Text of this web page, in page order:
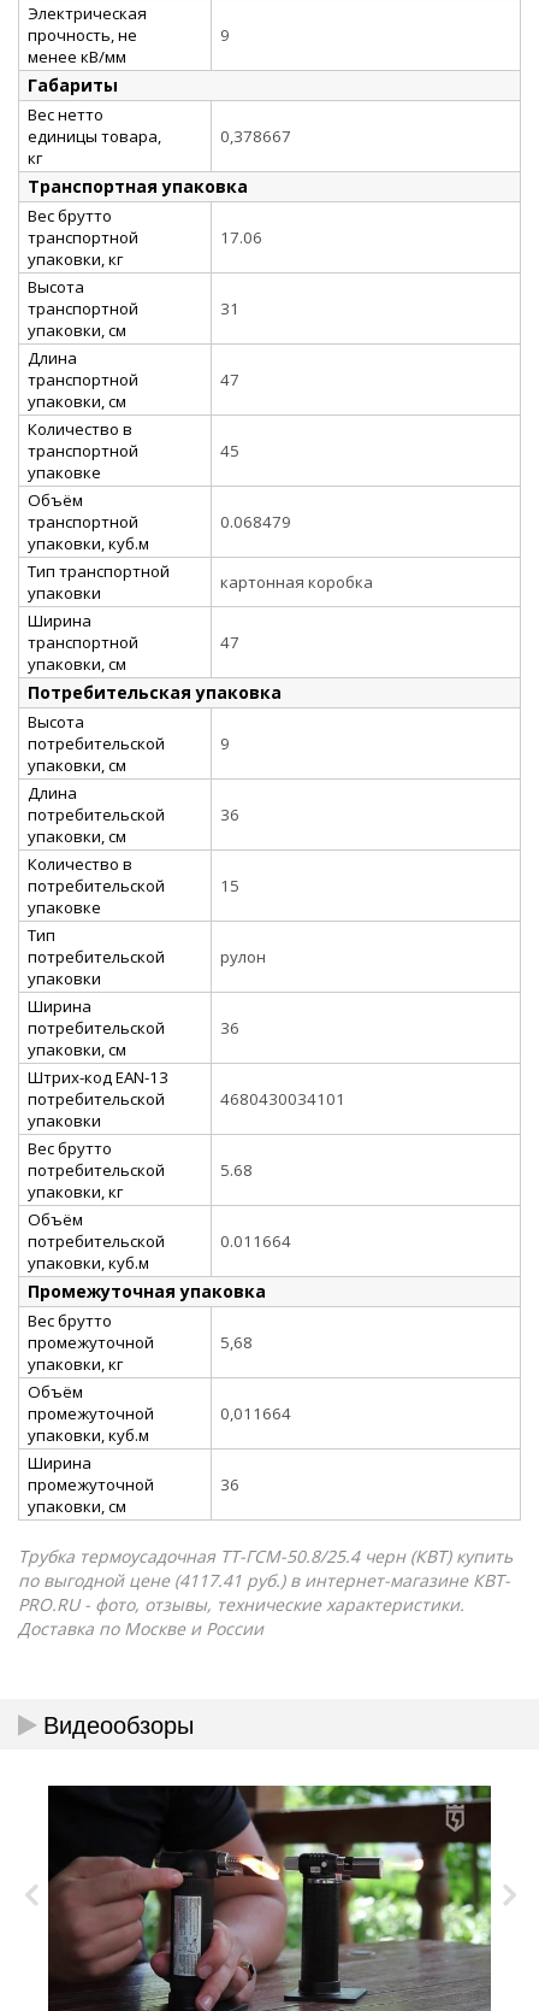
Электрическая
прочность, не
менее кВ/мм
9
Габариты
Вес нетто
единицы товара,
кг
0,378667
Транспортная упаковка
Вес брутто
транспортной
упаковки, кг
17.06
Высота
транспортной
упаковки, см
31
Длина
транспортной
упаковки, см
47
Количество в
транспортной
упаковке
45
Объём
транспортной
упаковки, куб.м
0.068479
Тип транспортной
упаковки
картонная коробка
Ширина
транспортной
упаковки, см
47
Потребительская упаковка
Высота
потребительской
упаковки, см
9
Длина
потребительской
упаковки, см
36
Количество в
потребительской
упаковке
15
Тип
потребительской
упаковки
рулон
Ширина
потребительской
упаковки, см
36
Штрих-код EAN-13
потребительской
упаковки
4680430034101
Вес брутто
потребительской
упаковки, кг
5.68
Объём
потребительской
упаковки, куб.м
0.011664
Промежуточная упаковка
Вес брутто
промежуточной
упаковки, кг
5,68
Объём
промежуточной
упаковки, куб.м
0,011664
Ширина
промежуточной
упаковки, см
36
Трубка термоусадочная ТТ-ГСМ-50.8/25.4 черн (КВТ) купить
по выгодной цене (4117.41 руб.) в интернет-магазине КВТ-
PRO.RU - фото, отзывы, технические характеристики.
Доставка по Москве и России
Видеообзоры